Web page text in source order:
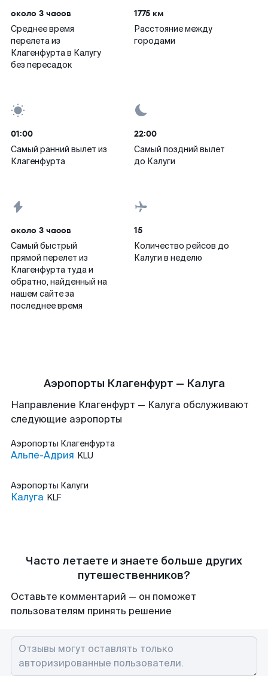
около 3 часов
Среднее время
перелета из
Клагенфурта в Калугу
без пересадок
1775 км
Расстояние между
городами
01:00
Самый ранний вылет из
Клагенфурта
22:00
Самый поздний вылет
до Калуги
около 3 часов
Самый быстрый
прямой перелет из
Клагенфурта туда и
обратно, найденный на
нашем сайте за
последнее время
15
Количество рейсов до
Калуги в неделю
Аэропорты Клагенфурт — Калуга
Направление Клагенфурт — Калуга обслуживают
следующие аэропорты
Аэропорты Клагенфурта
Альпе-Адрия KLU
Аэропорты Калуги
Калуга KLF
Часто летаете и знаете больше других
путешественников?
Оставьте комментарий — он поможет
пользователям принять решение